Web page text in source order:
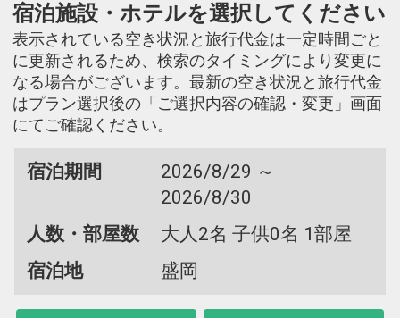
宿泊施設・ホテルを選択してください
表示されている空き状況と旅行代金は一定時間ごと
に更新されるため、検索のタイミングにより変更に
なる場合がございます。最新の空き状況と旅行代金
はプラン選択後の「ご選択内容の確認・変更」画面
にてご確認ください。
宿泊期間
2026/8/29 ～
2026/8/30
人数・部屋数
大人2名 子供0名 1部屋
宿泊地
盛岡